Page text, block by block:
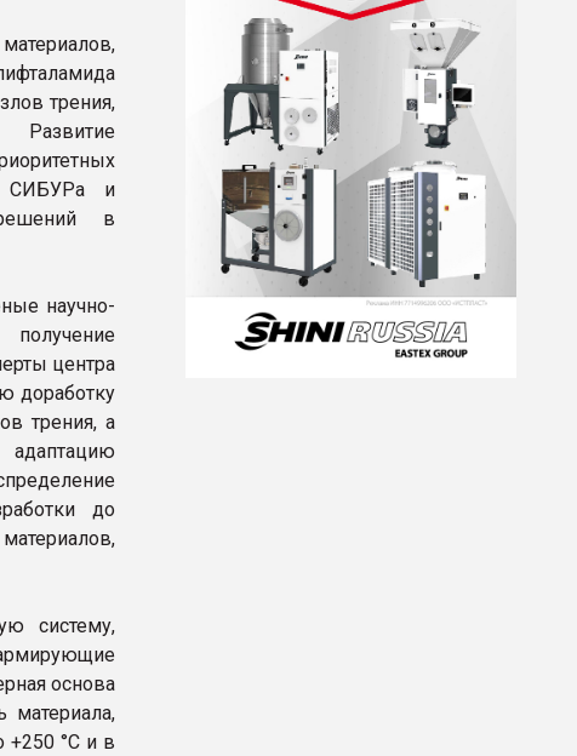
трения,
СИБУРа и
в
научно-
получение
центра
доработку
трения, а
до
систему,
основа
материала,
+250 °C и в